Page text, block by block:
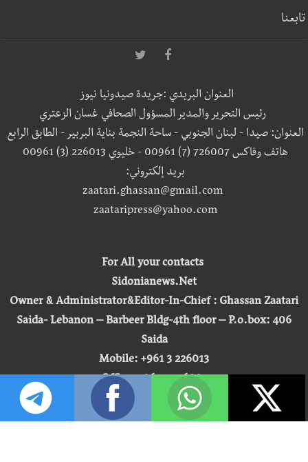
تابعنا
العنوان البريدي :جريدة صيدونيا نيوز
رئيس التحرير والمدير المسؤول الصحافي غسان الزعتري
العنوان: صيدا - لبنان الجنوبي - ساحة النجمة بناية البربير - الطابق الرابع
هاتف وفاكس 726007 (7) 00961 - خليوي 226013 (3) 00961
بريد إلكتروني:
zaatari.ghassan@gmail.com
zaataripress@yahoo.com
For All your contacts
Sidonianews.Net
Owner & Administrator&Editor-In-Chief : Ghassan Zaatari
Saida- Lebanon – Barbeer Bldg-4th floor – P.o.box: 406
Saida
Mobile: +961 3 226013
Office: +961 7 726007
Email:
zaatari.ghassan@gmail.com